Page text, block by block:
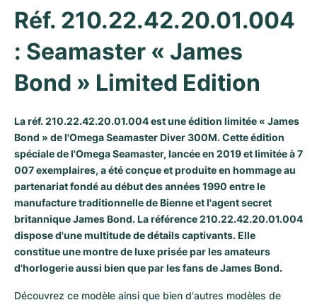
Milgauss
Oyster Perpetual
Yacht-Master
Yacht-Master II
Sea-Dweller
Sky-Dweller
Submariner
Montres pour femmes
Ronde
Rotonde
Crash
Pasha
Tortue
Baignoire
Ballon Blanc
Roadster
Professional
Bentley
Transocean
Cockpit
Chronospace
Super Avenger
Galactic
Montbrillant
Formula 1
Grand Carrera
Montres d'occasion
Montres pour femmes
Portofino
Portugieser
Da Vinci
Aquatimer
Spitfire
GST
Vintage
Montres d'occasion
Spirit of Big Bang
King Power
Montres d'occasion
Réf. 210.22.42.20.01.004
: Seamaster « James
Bond » Limited Edition
La réf. 210.22.42.20.01.004 est une édition limitée « James
Bond » de l'Omega Seamaster Diver 300M. Cette édition
spéciale de l'Omega Seamaster, lancée en 2019 et limitée à 7
007 exemplaires, a été conçue et produite en hommage au
partenariat fondé au début des années 1990 entre le
manufacture traditionnelle de Bienne et l'agent secret
britannique James Bond. La référence 210.22.42.20.01.004
dispose d'une multitude de détails captivants. Elle
constitue une montre de luxe prisée par les amateurs
d'horlogerie aussi bien que par les fans de James Bond.